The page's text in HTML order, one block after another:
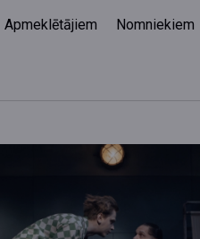
Apmeklētājiem Nomniekiem